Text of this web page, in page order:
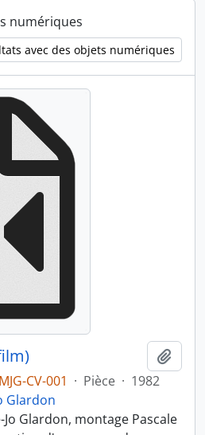
numériques
avec des objets numériques
CV-001 · Pièce · 1982
Glardon
Glardon, montage Pascale